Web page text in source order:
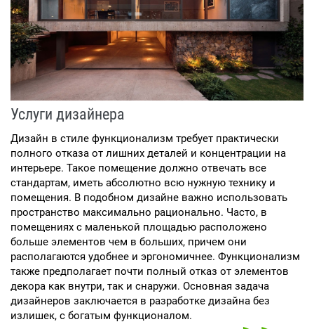
Услуги дизайнера
Дизайн в стиле функционализм требует практически
полного отказа от лишних деталей и концентрации на
интерьере. Такое помещение должно отвечать все
стандартам, иметь абсолютно всю нужную технику и
помещения. В подобном дизайне важно использовать
пространство максимально рационально. Часто, в
помещениях с маленькой площадью расположено
больше элементов чем в больших, причем они
располагаются удобнее и эргономичнее. Функционализм
также предполагает почти полный отказ от элементов
декора как внутри, так и снаружи. Основная задача
дизайнеров заключается в разработке дизайна без
излишек, с богатым функционалом.